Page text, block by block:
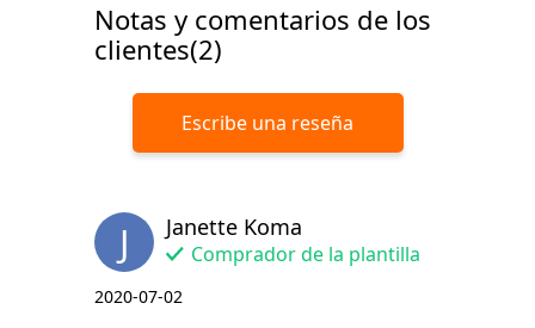
Notas y comentarios de los
clientes(2)
Escribe una reseña
J Janette Koma
Comprador de la plantilla
2020-07-02